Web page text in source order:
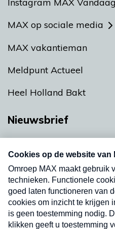
MAX op sociale media
MAX vakantieman
Meldpunt Actueel
Heel Holland Bakt
Nieuwsbrief
nieuwsbrief. Elke
uw mailbox.